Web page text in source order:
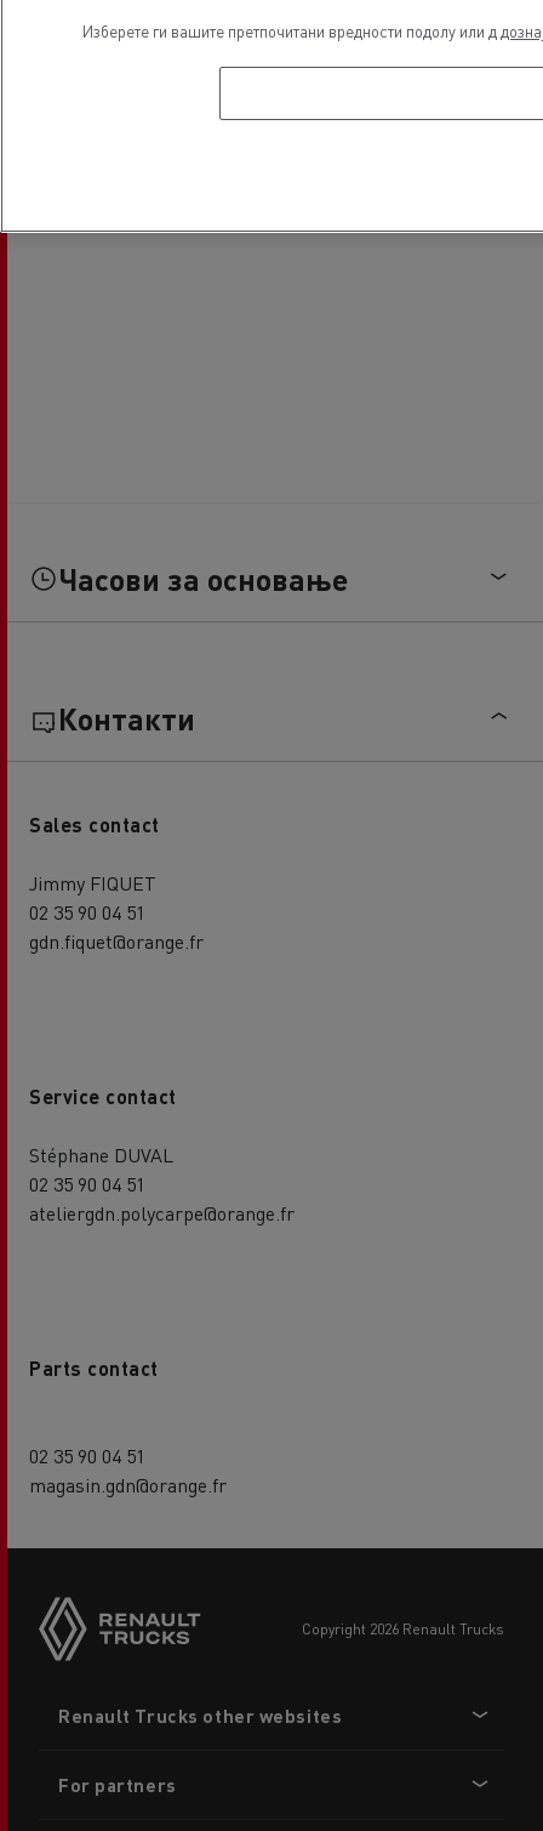
Часови за основање
Контакти
Sales contact
Jimmy FIQUET
02 35 90 04 51
gdn.fiquet@orange.fr
Service contact
Stéphane DUVAL
02 35 90 04 51
ateliergdn.polycarpe@orange.fr
Parts contact
02 35 90 04 51
magasin.gdn@orange.fr
copyright 2026 Renault Trucks
menu
Renault Trucks other websites
For partners
Изберете ги вашите претпочитани вредности подолу или д